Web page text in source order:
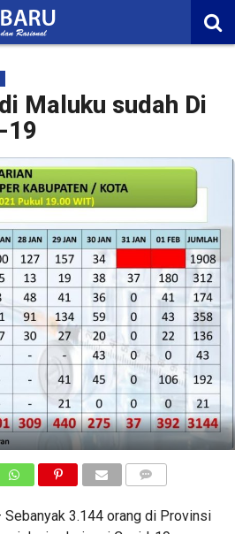
Maluku sudah Di
19
Sebanyak 3.144 orang di Provinsi